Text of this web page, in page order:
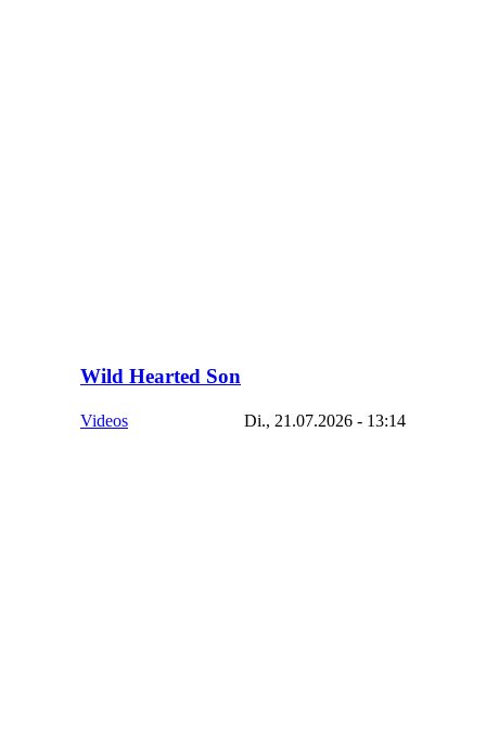
Wild Hearted Son
Videos Di., 21.07.2026 - 13:14